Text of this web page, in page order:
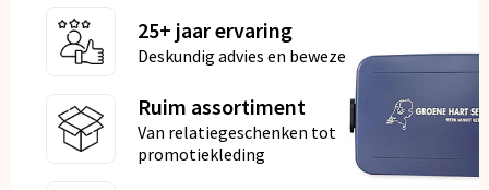
25+ jaar ervaring
Deskundig advies en bewezen kwaliteit
Ruim assortiment
Van relatiegeschenken tot
promotiekleding